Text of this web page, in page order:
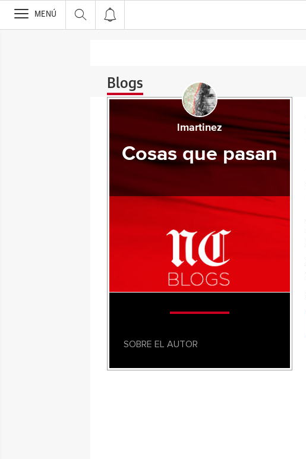
>
MENÚ
Blogs
lmartinez
Cosas que pasan
SOBRE EL AUTOR